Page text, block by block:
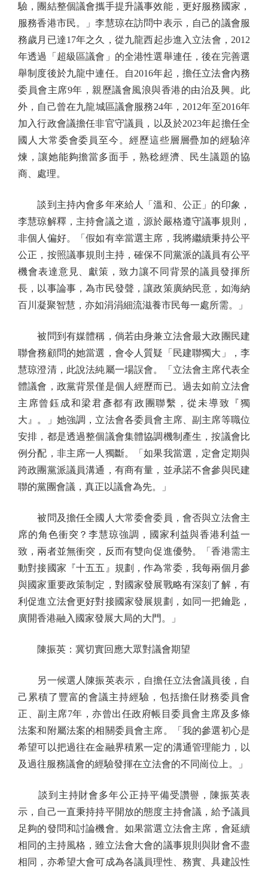
驗，團結整個議會攜手提升議事效能，更好服務國家，
服務香港市民。」李慧琼在訪問中表示，自己的議會服
務歲月已達17年之久，從九龍西起步進入立法會，2012
年透過「超級區議會」的全港性選舉連任，後在完善選
舉制度後於九龍中連任。自2016年起，擔任立法會內務
委員會主席9年，親歷議會風浪與香港的由治及興。此
外，自己曾在九龍城區議會服務24年，2012年至2016年
加入行政會議擔任非官守議員，以及於2023年起擔任全
國人大常委會委員至今。經歷這些層層疊加的經驗淬
煉，讓她能夠擔當多面手，熟稔經濟、民生議題的協
商、處理。
談到主持內會多年來給人「溫和、公正」的印象，
李慧琼解釋，主持會議之道，源於嚴格遵守議事規則，
非個人偏好。「假如有幸當選主席，我將繼續秉持公平
公正，按照議事規則主持，確保不同黨派的議員有公平
機會表達意見、獻策，致力讓不同背景的議員發揮所
長，以事論事，為市民發聲，讓政策廣納民意，如海納
百川凝聚智慧，亦如涓涓細流滋養市民每一處所需。」
被問到有媒體稱，倘若由身兼立法會最大政團民建
聯會務顧問的她當選，會令人質疑「民建聯獨大」，李
慧琼澄清，此說法純屬一場誤會。「立法會主席代表全
體議會，政黨背景僅是個人經歷而已。過去如前立法會
主席曾鈺成和梁君彥都有政團聯繫，從未導致『獨
大』。」她強調，立法會各委員會主席、副主席等職位
安排，都是透過整個議會集體協調機制產生，按議會比
例分配，非主席一人獨斷。「如果我當選，定會定期與
跨政團黨派議員溝通，有商有量，並承諾不會參與民建
聯的黨團會議，真正以議會為先。」
被問及擔任全國人大常委會委員，會否與立法會主
席的角色衝突？李慧琼強調，國家利益與香港利益一
致，兩者並無衝突，反而有雙向促進優勢。「香港需主
動對接國家『十五五』規劃，作為常委，我每兩個月參
與國家重要政策制定，對國家發展戰略有深刻了解，有
利促進立法會更好對接國家發展規劃，如同一把鑰匙，
廣開香港融入國家發展大局的大門。」
陳振英：冀切實回應大眾對議會期望
另一候選人陳振英表示，自擔任立法會議員後，自
己累積了豐富的會議主持經驗，包括擔任財務委員會
正、副主席7年，亦曾出任政府帳目委員會主席及多條
法案和附屬法案的相關委員會主席。「我的參選初心是
希望可以把過往在金融界積累一定的溝通管理能力，以
及過往服務議會的經驗發揮在立法會的不同崗位上。」
談到主持財會多年公正持平備受讚譽，陳振英表
示，自己一直秉持持平開放的態度主持會議，給予議員
足夠的發問和討論機會。如果當選立法會主席，會延續
相同的主持風格，雖立法會大會的議事規則與財會不盡
相同，亦希望大會可成為各議員理性、務實、具建設性